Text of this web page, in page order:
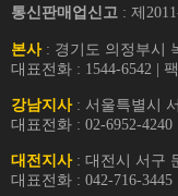
통신판매업신고 : 제
본사: 경기도 의정부시
대표전화 : 1544-6542 |
강남지사: 서울특별시
대표전화 : 02-6952-4240
대전지사: 대전시 서구
대표전화 : 042-716-3445